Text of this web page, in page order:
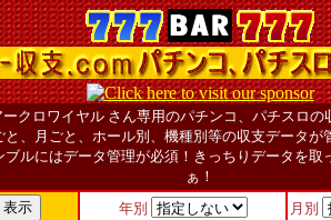
ークロワイヤル さん専用のパチンコ、パチスロの
と、月ごと、ホール別、機種別等の収支データが
ブルにはデータ管理が必須！きっちりデータを取
ぁ！
年別 月別